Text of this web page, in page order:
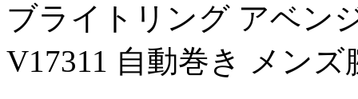
ブライトリング アベ
V17311 自動巻き メンズ